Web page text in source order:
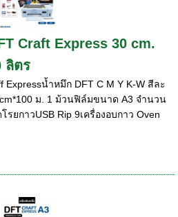
Craft Express 30 cm.
ลิตร
Expressน้ำหมึก DFT C M Y K-W สีละ
ม. 1 ม้วนฟิล์มขนาด A3 จำนวน
ยกาวUSB Rip 9เครื่องอบกาว Oven